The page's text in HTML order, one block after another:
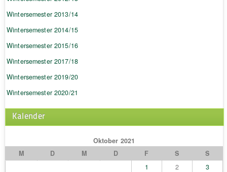
Wintersemester 2013/14
Wintersemester 2014/15
Wintersemester 2015/16
Wintersemester 2017/18
Wintersemester 2019/20
Wintersemester 2020/21
Kalender
Oktober 2021
M
D M D F S
S
1
2
3